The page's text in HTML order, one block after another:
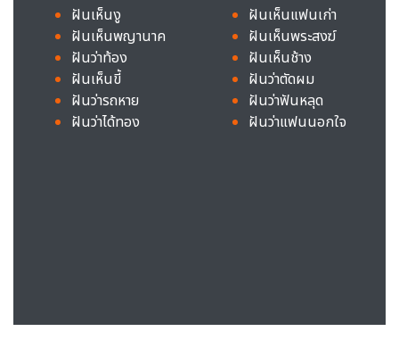
ฝันเห็นงู
ฝันเห็นพญานาค
ฝันว่าท้อง
ฝันเห็นขี้
ฝันว่ารถหาย
ฝันว่าได้ทอง
ฝันเห็นแฟนเก่า
ฝันเห็นพระสงฆ์
ฝันเห็นช้าง
ฝันว่าตัดผม
ฝันว่าฟันหลุด
ฝันว่าแฟนนอกใจ